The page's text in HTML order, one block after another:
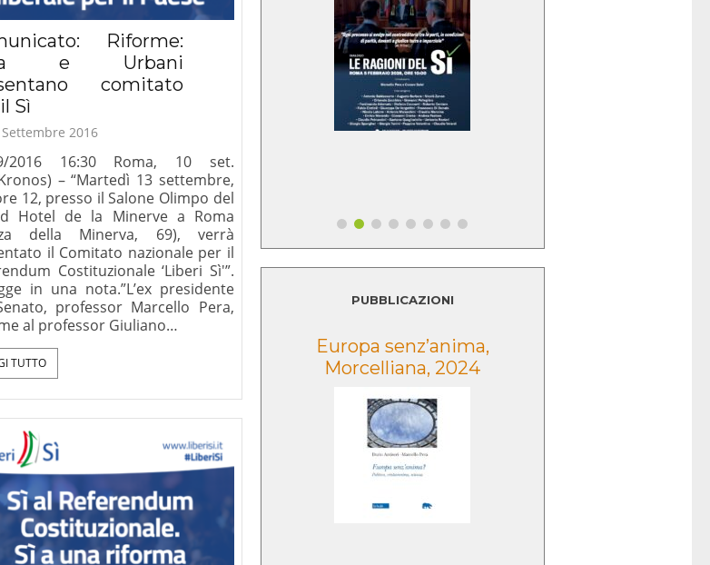
Riforme:
e Urbani
comitato
Sì
Settembre 2016
2016 16:30 Roma, 10 set.
– “Martedì 13 settembre,
12, presso il Salone Olimpo del
Hotel de la Minerve a Roma
della Minerva, 69), verrà
il Comitato nazionale per il
Costituzionale ‘Liberi Sì'”.
in una nota.”L’ex presidente
professor Marcello Pera,
al professor Giuliano…
TUTTO
PUBBLICAZIONI
Critica della ragion
secolare, Le Lettere, 2025
Europa senz’anima,
Morcelliana, 2024